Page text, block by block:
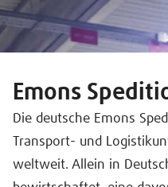
Emons
Die deutsche Emons
Transport- und
weltweit. Allein in